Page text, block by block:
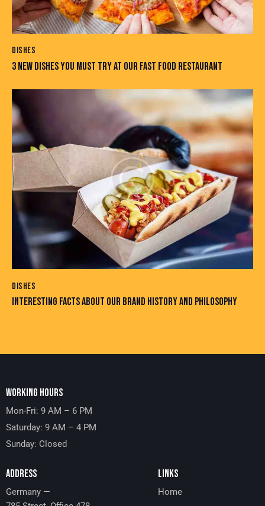
DISHES
3 NEW DISHES YOU MUST TRY AT OUR FAST FOOD RESTAURANT
DISHES
INTERESTING FACTS ABOUT OUR BRAND HISTORY AND PHILOSOPHY
WORKING HOURS
Mon-Fri: 9 AM – 6 PM
Saturday: 9 AM – 4 PM
Sunday: Closed
ADDRESS
Germany —
LINKS
Home